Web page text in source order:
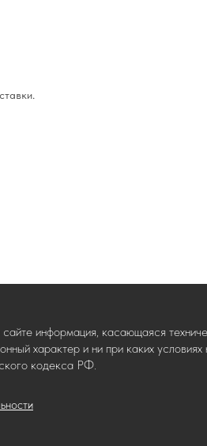
информация, касающаяся
характер и ни при каких
кодекса РФ.